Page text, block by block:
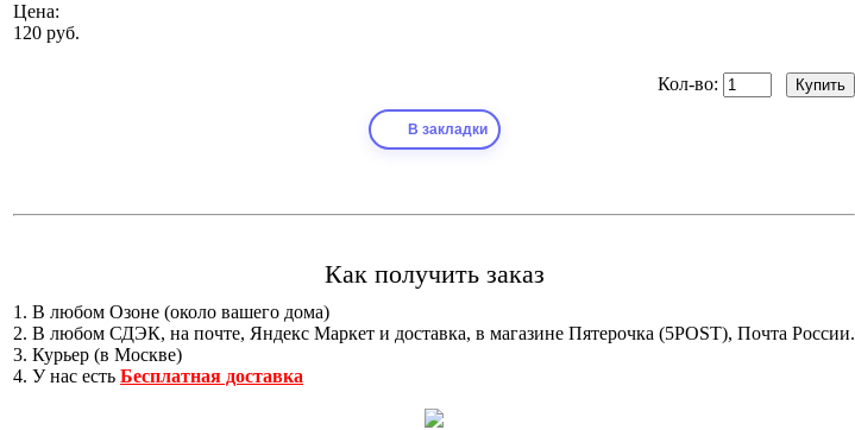
Цена:
120 руб.
Кол-во:
В закладки
Как получить заказ
1. В любом Озоне (около вашего дома)
2. В любом СДЭК, на почте, Яндекс Маркет и доставка, в магазине Пятерочка (5POST), Почта России.
3. Курьер (в Москве)
4. У нас есть Бесплатная доставка